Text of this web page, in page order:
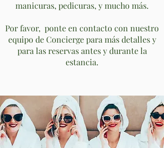
manicuras, pedicuras, y mucho más.
Por favor, ponte en contacto con nuestro
equipo de Concierge para más detalles y
para las reservas antes y durante la
estancia.